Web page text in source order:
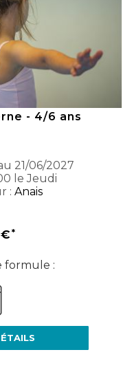
- 4/6 ans
21/06/2027
le Jeudi
: Anais
formule :